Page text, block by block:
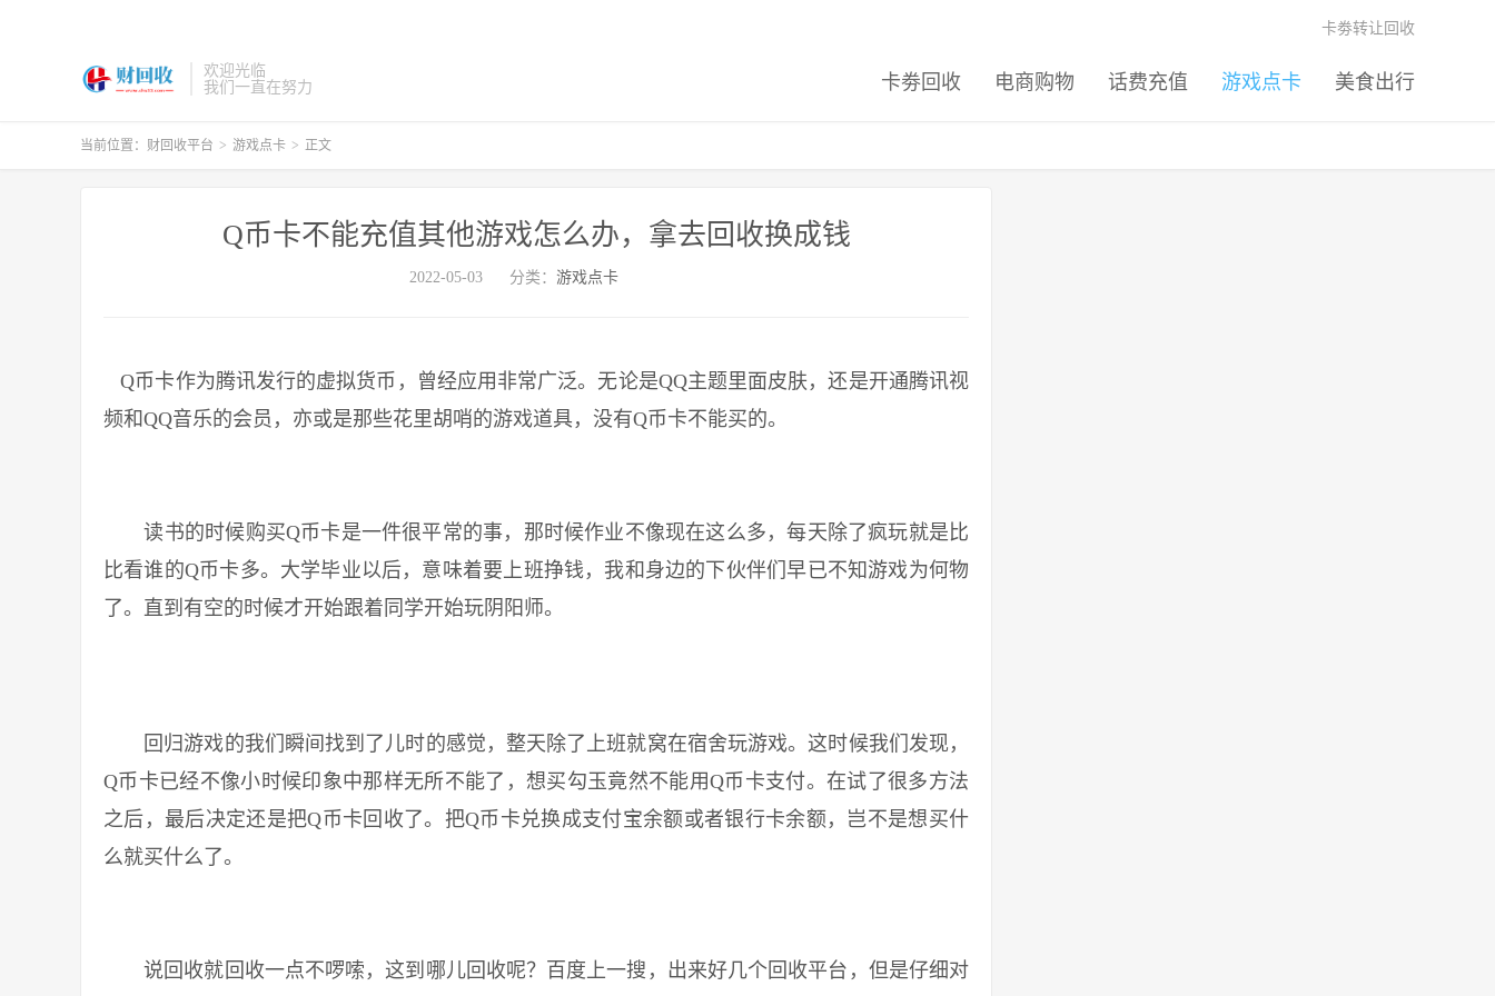
欢迎光临
我们一直在努力
卡劵回收 电商购物 话费充值 游戏点卡 美食出行
卡劵转让回收
当前位置： 财回收平台 > 游戏点卡 > 正文
Q币卡不能充值其他游戏怎么办，拿去回收换成钱
2022-05-03 分类： 游戏点卡
Q币卡作为腾讯发行的虚拟货币，曾经应用非常广泛。无论是QQ主题里面皮肤，还是开通腾讯视
频和QQ音乐的会员，亦或是那些花里胡哨的游戏道具，没有Q币卡不能买的。
读书的时候购买Q币卡是一件很平常的事，那时候作业不像现在这么多，每天除了疯玩就是比
比看谁的Q币卡多。大学毕业以后，意味着要上班挣钱，我和身边的下伙伴们早已不知游戏为何物
了。直到有空的时候才开始跟着同学开始玩阴阳师。
回归游戏的我们瞬间找到了儿时的感觉，整天除了上班就窝在宿舍玩游戏。这时候我们发现，
Q币卡已经不像小时候印象中那样无所不能了，想买勾玉竟然不能用Q币卡支付。在试了很多方法
之后，最后决定还是把Q币卡回收了。把Q币卡兑换成支付宝余额或者银行卡余额，岂不是想买什
么就买什么了。
说回收就回收一点不啰嗦，这到哪儿回收呢？百度上一搜，出来好几个回收平台，但是仔细对